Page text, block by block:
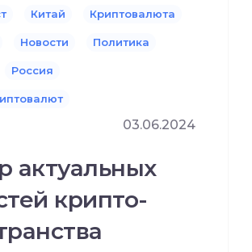
Китай Криптовалюта
Новости Политика
Россия
03.06.2024
актуальных
крипто-